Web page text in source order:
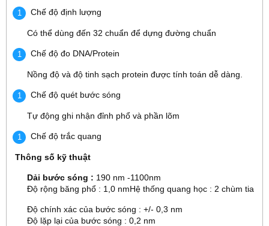
Chế độ định lượng
Có thể dùng đến 32 chuẩn để dựng đường chuẩn
Chế độ đo DNA/Protein
Nồng độ và độ tinh sạch protein được tính toán dễ dàng.
Chế độ quét bước sóng
Tự động ghi nhận đỉnh phổ và phần lõm
Chế độ trắc quang
Thông số kỹ thuật
Dải bước sóng : 190 nm -1100nm
Độ rộng băng phổ : 1,0 nmHệ thống quang học : 2 chùm tia
Độ chính xác của bước sóng : +/- 0,3 nm
Độ lặp lại của bước sóng : 0,2 nm